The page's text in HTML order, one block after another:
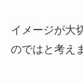
イメージが大
のではと考え